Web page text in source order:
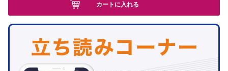
カートに入れる